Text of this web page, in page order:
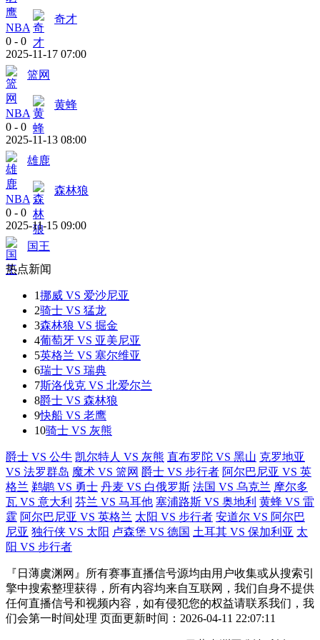
NBA
奇才
0 - 0
2025-11-17 07:00
篮网
NBA
黄蜂
0 - 0
2025-11-13 08:00
雄鹿
NBA
森林狼
0 - 0
2025-11-15 09:00
国王
热点新闻
1挪威 VS 爱沙尼亚
2骑士 VS 猛龙
3森林狼 VS 掘金
4葡萄牙 VS 亚美尼亚
5英格兰 VS 塞尔维亚
6瑞士 VS 瑞典
7斯洛伐克 VS 北爱尔兰
8爵士 VS 森林狼
9快船 VS 老鹰
10骑士 VS 灰熊
爵士 VS 公牛 凯尔特人 VS 灰熊 直布罗陀 VS 黑山 克罗地亚
VS 法罗群岛 魔术 VS 篮网 爵士 VS 步行者 阿尔巴尼亚 VS 英
格兰 鹈鹕 VS 勇士 丹麦 VS 白俄罗斯 法国 VS 乌克兰 摩尔多
瓦 VS 意大利 芬兰 VS 马耳他 塞浦路斯 VS 奥地利 黄蜂 VS 雷
霆 阿尔巴尼亚 VS 英格兰 太阳 VS 步行者 安道尔 VS 阿尔巴
尼亚 独行侠 VS 太阳 卢森堡 VS 德国 土耳其 VS 保加利亚 太
阳 VS 步行者
『日薄虞渊网』所有赛事直播信号源均由用户收集或从搜索引
擎中搜索整理获得，所有内容均来自互联网，我们自身不提供
任何直播信号和视频内容，如有侵犯您的权益请联系我们，我
们会第一时间处理 页面更新时间：2026-04-11 22:07:11